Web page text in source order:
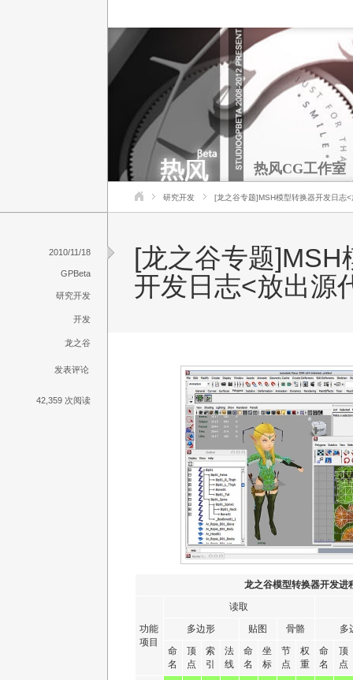
热风CG工作室
研究开发 [龙之谷专题]MSH模型转换器开发日志
[龙之谷专题]MSH
开发日志<放出源
龙之谷模型转换器开发进
功能
项目
读取
多边形
贴图 骨骼
多
命
名
顶
点
索
引
法
线
命
名
坐
标
节
点
权
重
命
名
顶
点
2010/11/18
GPBeta
研究开发
开发
龙之谷
发表评论
42,359 次阅读